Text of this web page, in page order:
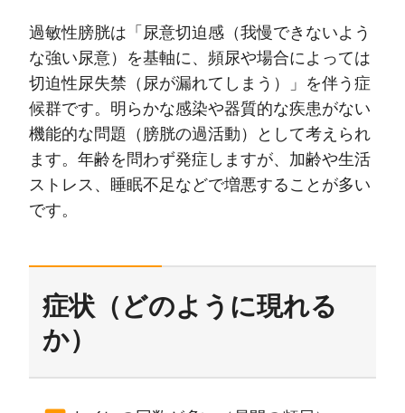
過敏性膀胱は「尿意切迫感（我慢できないよう
な強い尿意）を基軸に、頻尿や場合によっては
切迫性尿失禁（尿が漏れてしまう）」を伴う症
候群です。明らかな感染や器質的な疾患がない
機能的な問題（膀胱の過活動）として考えられ
ます。年齢を問わず発症しますが、加齢や生活
ストレス、睡眠不足などで増悪することが多い
です。
症状（どのように現れる
か）